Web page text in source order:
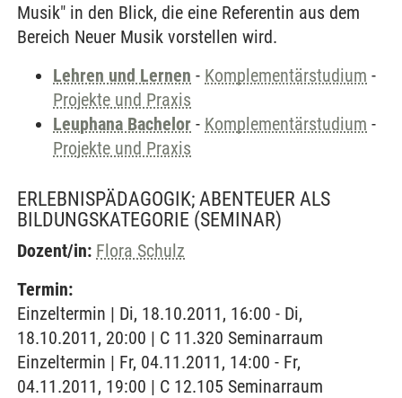
Musik" in den Blick, die eine Referentin aus dem
Bereich Neuer Musik vorstellen wird.
Lehren und Lernen - Komplementärstudium -
Projekte und Praxis
Leuphana Bachelor - Komplementärstudium -
Projekte und Praxis
ERLEBNISPÄDAGOGIK; ABENTEUER ALS
BILDUNGSKATEGORIE (SEMINAR)
Dozent/in: Flora Schulz
Termin:
Einzeltermin | Di, 18.10.2011, 16:00 - Di,
18.10.2011, 20:00 | C 11.320 Seminarraum
Einzeltermin | Fr, 04.11.2011, 14:00 - Fr,
04.11.2011, 19:00 | C 12.105 Seminarraum